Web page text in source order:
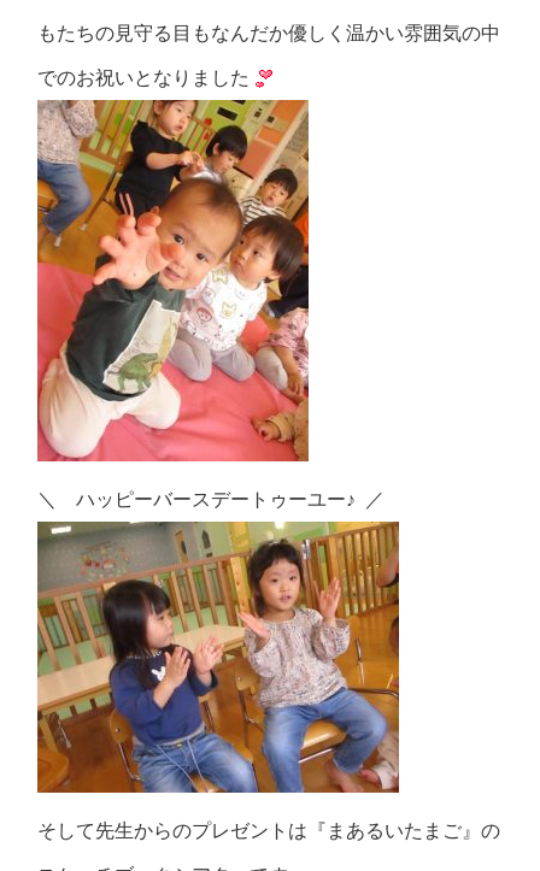
もたちの見守る目もなんだか優しく温かい雰囲気の中
でのお祝いとなりました
＼ ハッピーバースデートゥーユー♪ ／
そして先生からのプレゼントは『まあるいたまご』の